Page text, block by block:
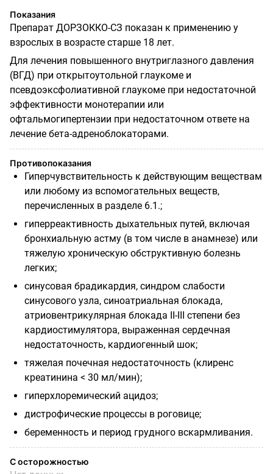
Показания
Препарат ДОРЗОККО-СЗ показан к применению у
взрослых в возрасте старше 18 лет.
Для лечения повышенного внутриглазного давления
(ВГД) при открытоутольной глаукоме и
псевдоэксфолиативной глаукоме при недостаточной
эффективности монотерапии или
офтальмогипертензии при недостаточном ответе на
лечение бета-адреноблокаторами.
Противопоказания
Гиперчувствительность к действующим веществам
или любому из вспомогательных веществ,
перечисленных в разделе 6.1.;
гиперреактивность дыхательных путей, включая
бронхиальную астму (в том числе в анамнезе) или
тяжелую хроническую обструктивную болезнь
легких;
синусовая брадикардия, синдром слабости
синусового узла, синоатриальная блокада,
атриовентрикулярная блокада II-III степени без
кардиостимулятора, выраженная сердечная
недостаточность, кардиогенный шок;
тяжелая почечная недостаточность (клиренс
креатинина < 30 мл/мин);
гиперхлоремический ацидоз;
дистрофические процессы в роговице;
беременность и период грудного вскармливания.
С осторожностью